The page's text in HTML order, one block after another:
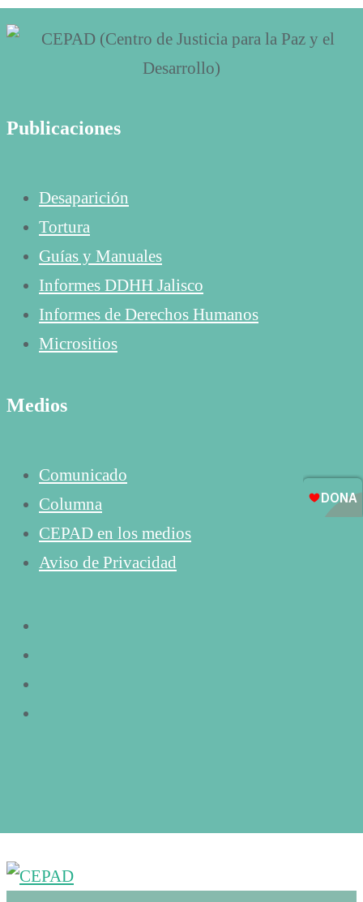
Publicaciones
Desaparición
Tortura
Guías y Manuales
Informes DDHH Jalisco
Informes de Derechos Humanos
Micrositios
Medios
Comunicado
Columna
CEPAD en los medios
Aviso de Privacidad